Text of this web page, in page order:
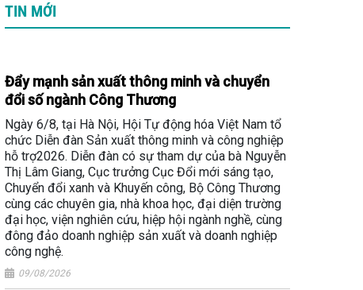
TIN MỚI
Đẩy mạnh sản xuất thông minh và chuyển
đổi số ngành Công Thương
Ngày 6/8, tại Hà Nội, Hội Tự động hóa Việt Nam tổ
chức Diễn đàn Sản xuất thông minh và công nghiệp
hỗ trợ2026. Diễn đàn có sự tham dự của bà Nguyễn
Thị Lâm Giang, Cục trưởng Cục Đổi mới sáng tạo,
Chuyển đổi xanh và Khuyến công, Bộ Công Thương
cùng các chuyên gia, nhà khoa học, đại diện trường
đại học, viện nghiên cứu, hiệp hội ngành nghề, cùng
đông đảo doanh nghiệp sản xuất và doanh nghiệp
công nghệ.
09/08/2026